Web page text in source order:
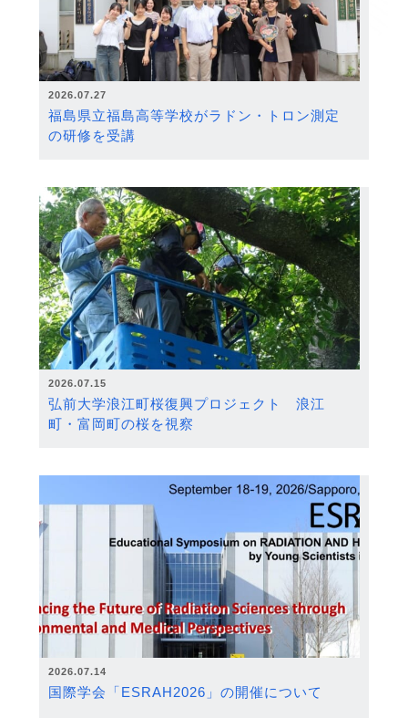
2026.07.27
福島県立福島高等学校がラドン・トロン測定
の研修を受講
2026.07.15
弘前大学浪江町桜復興プロジェクト 浪江
町・富岡町の桜を視察
2026.07.14
国際学会「ESRAH2026」の開催について